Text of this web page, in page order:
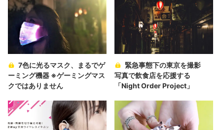
7色に光るマスク、まるでゲ
ーミング機器 ※ゲーミングマス
クではありません
緊急事態下の東京を撮影
写真で飲食店を応援する
「Night Order Project」